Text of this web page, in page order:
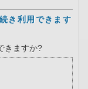
き利用できます
きますか?